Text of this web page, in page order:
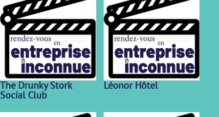
The Drunky Stork
Social Club
Léonor Hôtel